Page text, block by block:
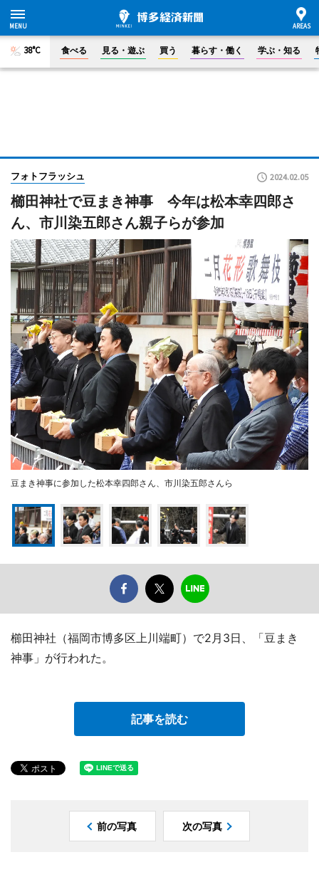
38°C 食べる 見る・遊ぶ 買う 暮らす・働く 学ぶ・知る
フォトフラッシュ 2024.02.05
櫛田神社で豆まき神事 今年は松本幸四郎さ
ん、市川染五郎さん親子らが参加
豆まき神事に参加した松本幸四郎さん、市川染五郎さんら
櫛田神社（福岡市博多区上川端町）で2月3日、「豆まき
神事」が行われた。
記事を読む
前の写真 次の写真